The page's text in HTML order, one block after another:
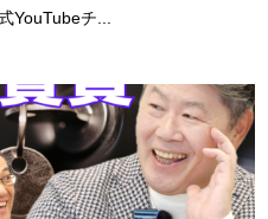
YouTubeチ...